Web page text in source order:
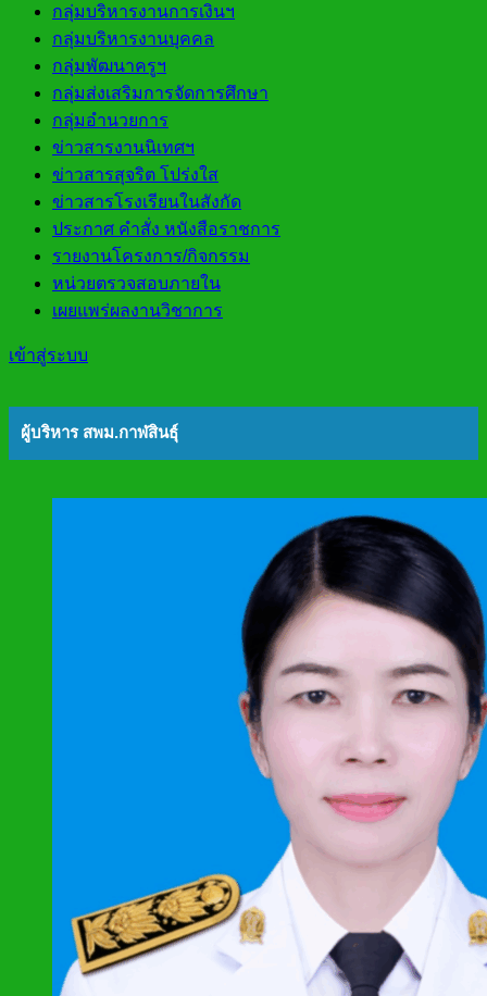
กลุ่มบริหารงานการเงินฯ
กลุ่มบริหารงานบุคคล
กลุ่มพัฒนาครูฯ
กลุ่มส่งเสริมการจัดการศึกษา
กลุ่มอำนวยการ
ข่าวสารงานนิเทศฯ
ข่าวสารสุจริต โปร่งใส
ข่าวสารโรงเรียนในสังกัด
ประกาศ คำสั่ง หนังสือราชการ
รายงานโครงการ/กิจกรรม
หน่วยตรวจสอบภายใน
เผยแพร่ผลงานวิชาการ
เข้าสู่ระบบ
ผู้บริหาร สพม.กาฬสินธุ์